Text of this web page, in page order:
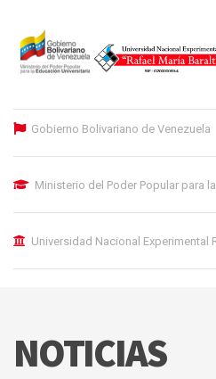
Gobierno Bolivariano de Venezuela
Ministerio del Poder Popular para
Universidad Nacional Experimental
NOTICIAS